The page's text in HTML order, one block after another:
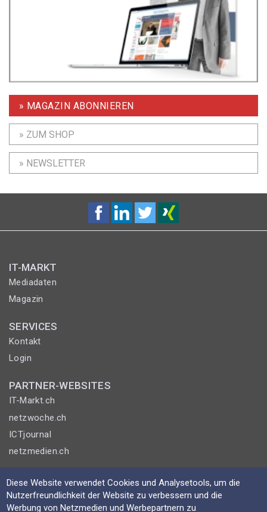
» MAGAZIN ABONNIEREN
» ZUM SHOP
» NEWSLETTER
IT-MARKT
Mediadaten
Magazin
SERVICES
Kontakt
Login
PARTNER-WEBSITES
IT-Markt.ch
netzwoche.ch
ICTjournal
netzmedien.ch
© NETZMEDIEN AG 2026
Impressum
Diese Website verwendet Cookies und Analysetools, um die
Nutzerfreundlichkeit der Website zu verbessern und die
Werbung von Netzmedien und Werbepartnern zu